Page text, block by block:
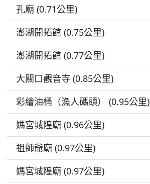
孔廟 (0.71公里)
澎湖開拓館 (0.75公里)
澎湖開拓館 (0.77公里)
大關口觀音寺 (0.85公里)
彩繪油桶（漁人碼頭） (0.95公里)
媽宮城隍廟 (0.96公里)
祖師爺廟 (0.97公里)
媽宮城隍廟 (0.97公里)